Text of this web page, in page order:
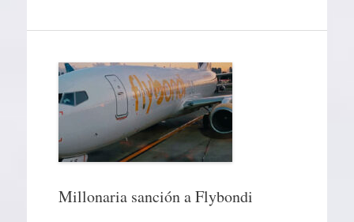
Millonaria sanción a Flybondi